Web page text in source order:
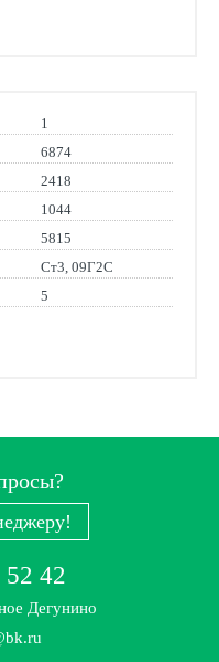
1
6874
2418
1044
5815
Ст3, 09Г2С
5
52 42
Дегунино